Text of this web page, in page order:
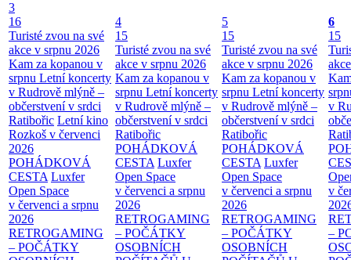
3
16
Turisté zvou na své
akce v srpnu 2026
Kam za kopanou v
srpnu Letní koncerty
v Rudrově mlýně –
občerstvení v srdci
Ratibořic Letní kino
Rozkoš v červenci
2026
POHÁDKOVÁ
CESTA Luxfer
Open Space
v červenci a srpnu
2026
RETROGAMING
– POČÁTKY
4
15
Turisté zvou na své
akce v srpnu 2026
Kam za kopanou v
srpnu Letní koncerty
v Rudrově mlýně –
občerstvení v srdci
Ratibořic
POHÁDKOVÁ
CESTA Luxfer
Open Space
v červenci a srpnu
2026
RETROGAMING
– POČÁTKY
OSOBNÍCH
5
15
Turisté zvou na své
akce v srpnu 2026
Kam za kopanou v
srpnu Letní koncerty
v Rudrově mlýně –
občerstvení v srdci
Ratibořic
POHÁDKOVÁ
CESTA Luxfer
Open Space
v červenci a srpnu
2026
RETROGAMING
– POČÁTKY
OSOBNÍCH
6
15
v
v
–